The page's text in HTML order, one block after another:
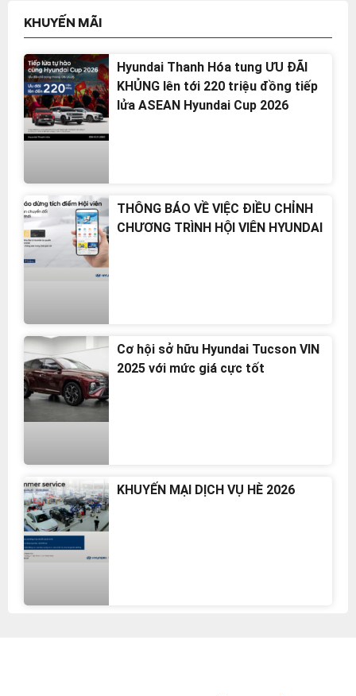
KHUYẾN MÃI
Hyundai Thanh Hóa tung ƯU ĐÃI
KHỦNG lên tới 220 triệu đồng tiếp
lửa ASEAN Hyundai Cup 2026
THÔNG BÁO VỀ VIỆC ĐIỀU CHỈNH
CHƯƠNG TRÌNH HỘI VIÊN HYUNDAI
Cơ hội sở hữu Hyundai Tucson VIN
2025 với mức giá cực tốt
KHUYẾN MẠI DỊCH VỤ HÈ 2026